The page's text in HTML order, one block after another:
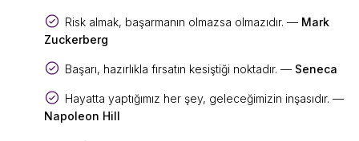
Risk almak, başarmanın olmazsa olmazıdır. — Mark
Zuckerberg
Başarı, hazırlıkla fırsatın kesiştiği noktadır. — Seneca
Hayatta yaptığımız her şey, geleceğimizin inşasıdır. —
Napoleon Hill